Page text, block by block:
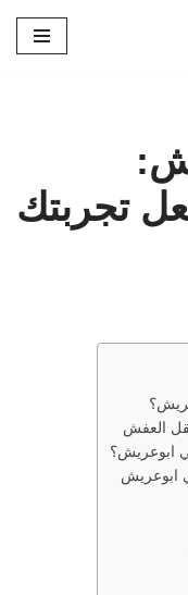
تجربتك
العفش
ابوعريش؟
ابوعريش